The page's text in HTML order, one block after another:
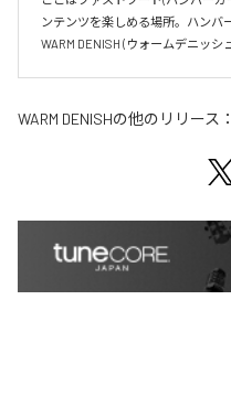
ンテンツを楽しめる場所。ハンバ
WARM DENISH (ウォームデニッシ
WARM DENISHの他のリリース：